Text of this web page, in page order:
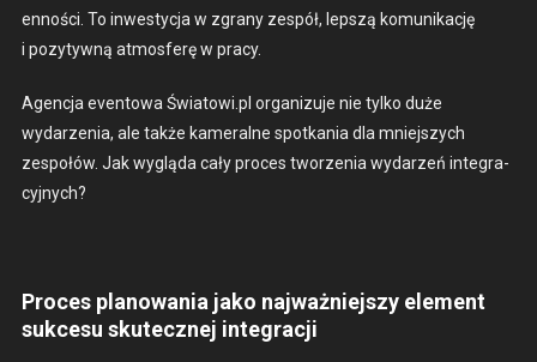
en­noś­ci. To inwest­y­c­ja w zgrany zespół, lep­szą komu­nikację
i pozy­ty­wną atmos­ferę w pra­cy.
Agenc­ja even­towa Światowi.pl orga­nizu­je nie tylko duże
wydarzenia, ale także kam­er­alne spotka­nia dla mniejszych
zespołów. Jak wyglą­da cały pro­ces tworzenia wydarzeń inte­gra­
cyjnych?
Proces planowania jako najważniejszy element
sukcesu skutecznej integracji